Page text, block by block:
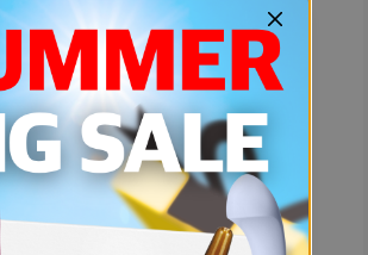
예상치 못한 에러입니다.